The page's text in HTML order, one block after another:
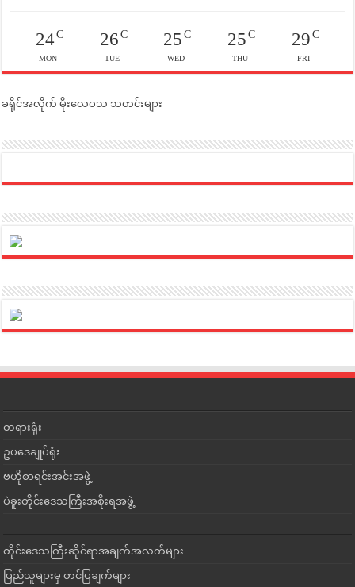
24C
MON
26C
TUE
25 C
WED
25C
THU
29C
FRI
ခရိုင်အလိုက် မိုးလေဝသ သတင်းများ
တရားရုံး
ဥပဒေချုပ်ရုံး
ဗဟိုစာရင်းအင်းအဖွဲ့
ပဲခူးတိုင်းဒေသကြီးအစိုးရအဖွဲ့
တိုင်းဒေသကြီးဆိုင်ရာအချက်အလက်များ
ပြည်သူများမှ တင်ပြချက်များ